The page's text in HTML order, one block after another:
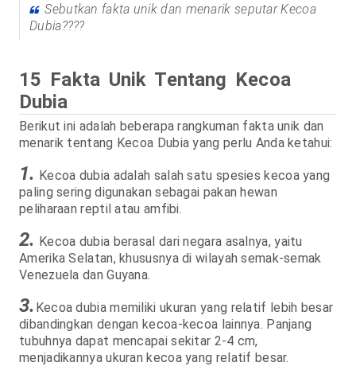
Sebutkan fakta unik dan menarik seputar Kecoa
Dubia????
15 Fakta Unik Tentang Kecoa
Dubia
Berikut ini adalah beberapa rangkuman fakta unik dan
menarik tentang Kecoa Dubia yang perlu Anda ketahui:
1. Kecoa dubia adalah salah satu spesies kecoa yang
paling sering digunakan sebagai pakan hewan
peliharaan reptil atau amfibi.
2. Kecoa dubia berasal dari negara asalnya, yaitu
Amerika Selatan, khususnya di wilayah semak-semak
Venezuela dan Guyana.
3. Kecoa dubia memiliki ukuran yang relatif lebih besar
dibandingkan dengan kecoa-kecoa lainnya. Panjang
tubuhnya dapat mencapai sekitar 2-4 cm,
menjadikannya ukuran kecoa yang relatif besar.